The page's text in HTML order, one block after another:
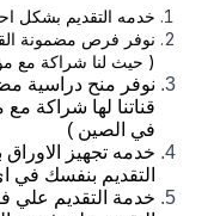
خدمه التقديم بشكل
( حيث لنا شراكة مع
قناتنا لها شراكة مع
في الصين )
خدمه تجهيز الاوراق
التقديم بنفسك في اي
خدمة التقديم علي